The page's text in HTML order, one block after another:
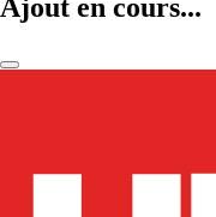
Ajout en cours...